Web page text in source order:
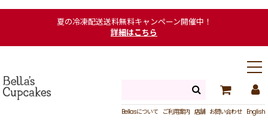
夏の冷凍配送送料無料キャンペーン開催中！
詳細はこちら
Bellasについて ご利用案内 店舗 お問い合わせ English